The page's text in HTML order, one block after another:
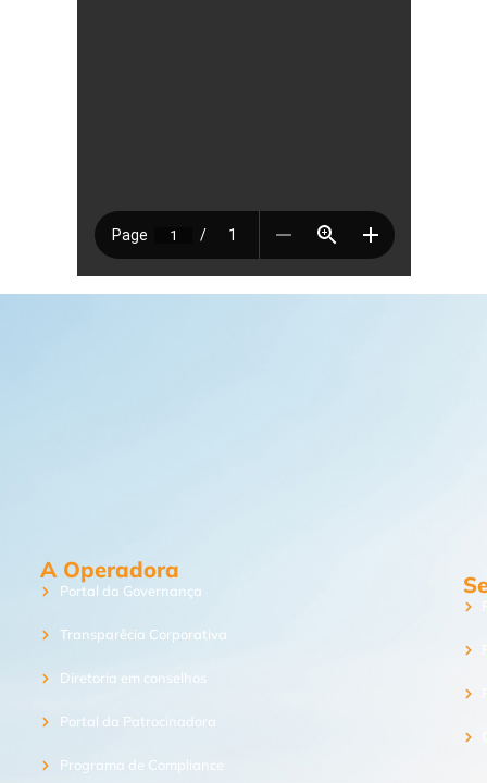
A Operadora
Portal da Governança
Transparêcia Corporativa
Diretoria em conselhos
Portal da Patrocinadora
Programa de Compliance